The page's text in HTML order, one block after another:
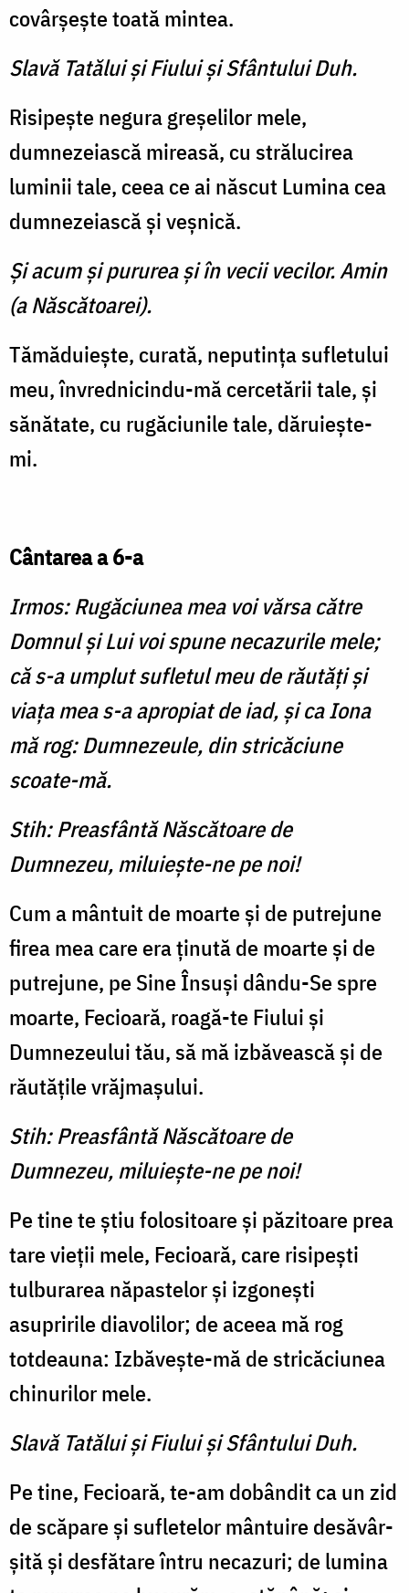
covârșește toată mintea.
Slavă Tatălui şi Fiului şi Sfântului Duh.
Risipește negura greșelilor mele,
dumneze­iască mireasă, cu strălucirea
luminii tale, ceea ce ai născut Lumina cea
dumnezeiască și veșnică.
Şi acum şi pururea şi în vecii vecilor. Amin
(a Născătoarei).
Tămăduiește, curată, neputința sufletului
meu, învrednicindu-mă cercetării tale, și
sănă­tate, cu rugăciunile tale, dăruiește-
mi.
Cântarea a 6-a
Irmos: Rugăciunea mea voi vărsa către
Dom­nul și Lui voi spune necazurile mele;
că s-a umplut sufletul meu de răutăți și
viața mea s-a apropiat de iad, și ca Iona
mă rog: Dum­nezeule, din stricăciune
scoate-mă.
Stih: Preasfântă Născătoare de
Dumnezeu, milu­iește-ne pe noi!
Cum a mântuit de moarte și de putrejune
firea mea care era ținută de moarte și de
pu­trejune, pe Sine Însuși dându-Se spre
moarte, Fecioară, roagă-te Fiului și
Dumnezeului tău, să mă izbăvească și de
răutățile vrăjmașului.
Stih: Preasfântă Născătoare de
Dumnezeu, milu­iește-ne pe noi!
Pe tine te știu folositoare și păzitoare prea
tare vieții mele, Fecioară, care risipești
tulbu­rarea năpastelor și izgonești
asupririle diavo­lilor; de aceea mă rog
totdeauna: Izbăvește-mă de stricăciunea
chinurilor mele.
Slavă Tatălui şi Fiului şi Sfântului Duh.
Pe tine, Fecioară, te-am dobândit ca un zid
de scăpare și sufletelor mântuire desăvâr­
șită și desfătare întru necazuri; de lumina